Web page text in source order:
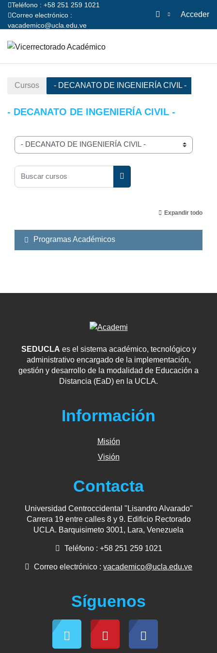
Teléfono : +58 251 259 1021
Correo electrónico :
vacademico@ucla.edu.ve
Acceder
Cursos - DECANATO DE INGENIERÍA CIVIL -
- DECANATO DE INGENIERÍA CIVIL -
Categorías
Buscar cursos
Buscar cursos
Expandir todo
Programas Académicos
SEDUCLA es el sistema académico, tecnológico y
administrativo encargado de la implementación,
gestión y desarrollo de la modalidad de Educación a
Distancia (EaD) en la UCLA.
Información
Misión
Visión
Contacta
Universidad Centroccidental "Lisandro Alvarado"
Carrera 19 entre calles 8 y 9. Edificio Rectorado
UCLA. Barquisimeto 3001, Lara, Venezuela
Teléfono : +58 251 259 1021
Correo electrónico : vacademico@ucla.edu.ve
Síguenos